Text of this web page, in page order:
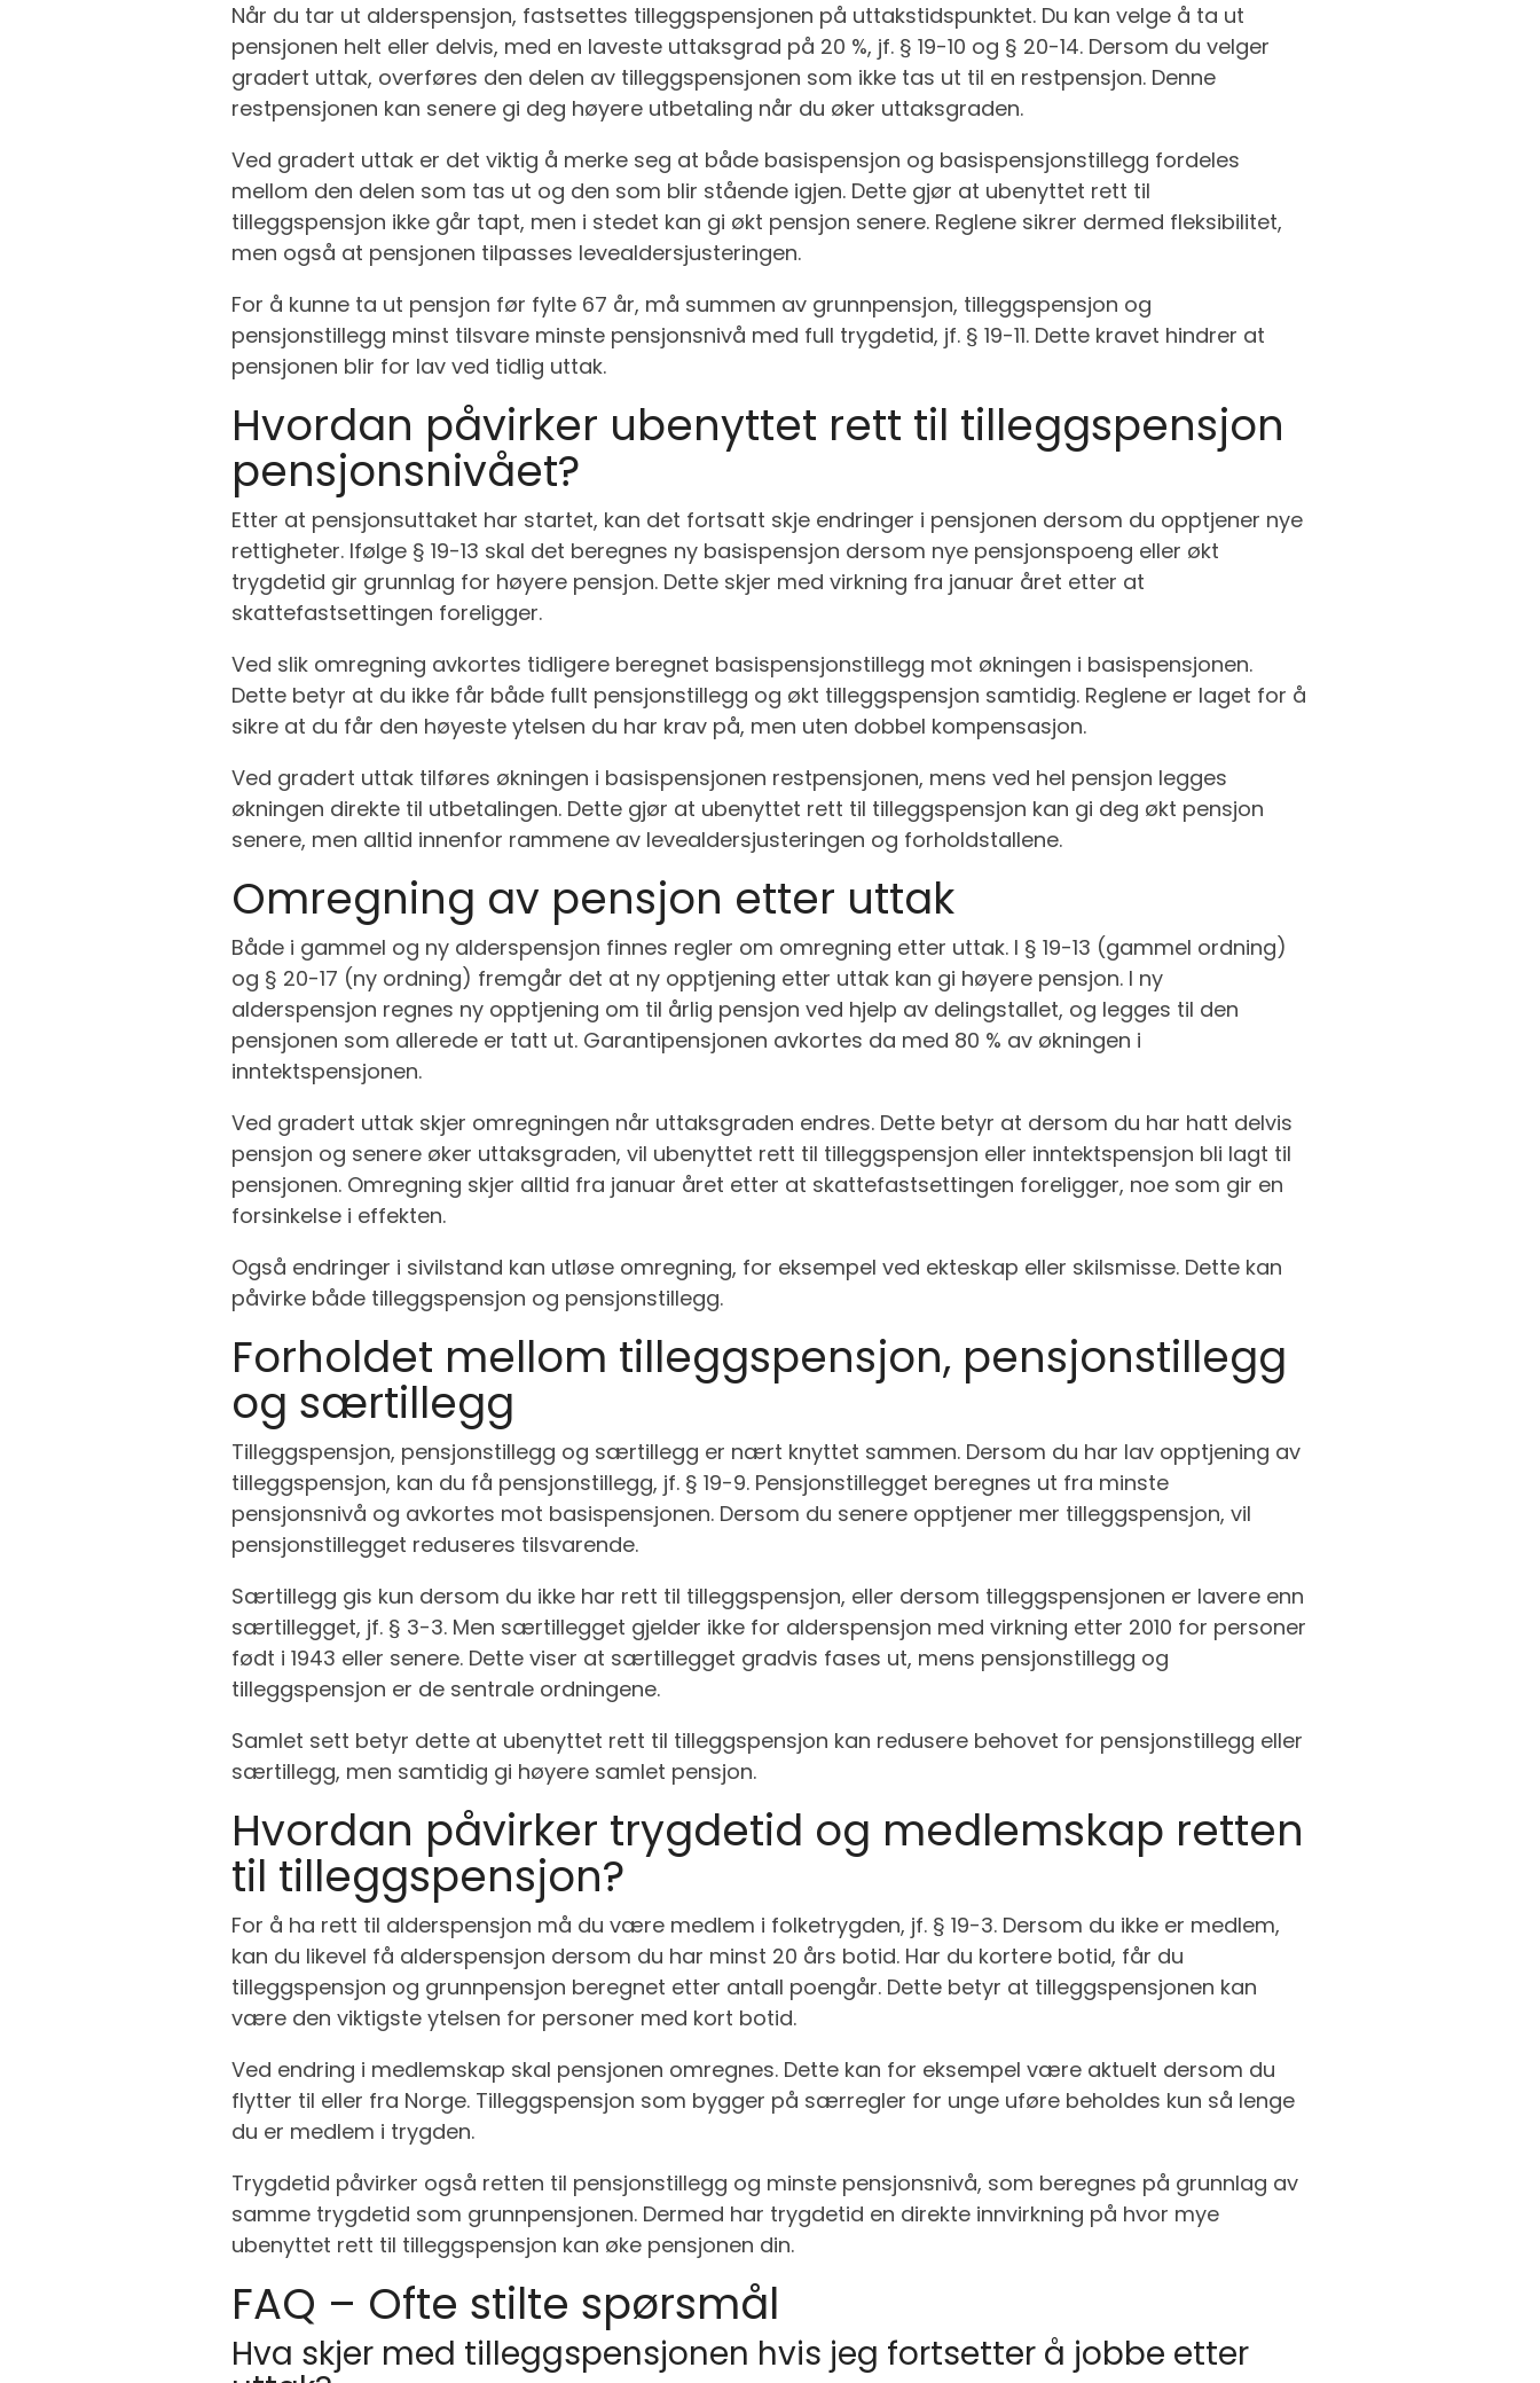
Når du tar ut alderspensjon, fastsettes tilleggspensjonen på uttakstidspunktet. Du kan velge å ta ut
pensjonen helt eller delvis, med en laveste uttaksgrad på 20 %, jf. § 19-10 og § 20-14. Dersom du velger
gradert uttak, overføres den delen av tilleggspensjonen som ikke tas ut til en restpensjon. Denne
restpensjonen kan senere gi deg høyere utbetaling når du øker uttaksgraden.
Ved gradert uttak er det viktig å merke seg at både basispensjon og basispensjonstillegg fordeles
mellom den delen som tas ut og den som blir stående igjen. Dette gjør at ubenyttet rett til
tilleggspensjon ikke går tapt, men i stedet kan gi økt pensjon senere. Reglene sikrer dermed fleksibilitet,
men også at pensjonen tilpasses levealdersjusteringen.
For å kunne ta ut pensjon før fylte 67 år, må summen av grunnpensjon, tilleggspensjon og
pensjonstillegg minst tilsvare minste pensjonsnivå med full trygdetid, jf. § 19-11. Dette kravet hindrer at
pensjonen blir for lav ved tidlig uttak.
Hvordan påvirker ubenyttet rett til tilleggspensjon
pensjonsnivået?
Etter at pensjonsuttaket har startet, kan det fortsatt skje endringer i pensjonen dersom du opptjener nye
rettigheter. Ifølge § 19-13 skal det beregnes ny basispensjon dersom nye pensjonspoeng eller økt
trygdetid gir grunnlag for høyere pensjon. Dette skjer med virkning fra januar året etter at
skattefastsettingen foreligger.
Ved slik omregning avkortes tidligere beregnet basispensjonstillegg mot økningen i basispensjonen.
Dette betyr at du ikke får både fullt pensjonstillegg og økt tilleggspensjon samtidig. Reglene er laget for å
sikre at du får den høyeste ytelsen du har krav på, men uten dobbel kompensasjon.
Ved gradert uttak tilføres økningen i basispensjonen restpensjonen, mens ved hel pensjon legges
økningen direkte til utbetalingen. Dette gjør at ubenyttet rett til tilleggspensjon kan gi deg økt pensjon
senere, men alltid innenfor rammene av levealdersjusteringen og forholdstallene.
Omregning av pensjon etter uttak
Både i gammel og ny alderspensjon finnes regler om omregning etter uttak. I § 19-13 (gammel ordning)
og § 20-17 (ny ordning) fremgår det at ny opptjening etter uttak kan gi høyere pensjon. I ny
alderspensjon regnes ny opptjening om til årlig pensjon ved hjelp av delingstallet, og legges til den
pensjonen som allerede er tatt ut. Garantipensjonen avkortes da med 80 % av økningen i
inntektspensjonen.
Ved gradert uttak skjer omregningen når uttaksgraden endres. Dette betyr at dersom du har hatt delvis
pensjon og senere øker uttaksgraden, vil ubenyttet rett til tilleggspensjon eller inntektspensjon bli lagt til
pensjonen. Omregning skjer alltid fra januar året etter at skattefastsettingen foreligger, noe som gir en
forsinkelse i effekten.
Også endringer i sivilstand kan utløse omregning, for eksempel ved ekteskap eller skilsmisse. Dette kan
påvirke både tilleggspensjon og pensjonstillegg.
Forholdet mellom tilleggspensjon, pensjonstillegg
og særtillegg
Tilleggspensjon, pensjonstillegg og særtillegg er nært knyttet sammen. Dersom du har lav opptjening av
tilleggspensjon, kan du få pensjonstillegg, jf. § 19-9. Pensjonstillegget beregnes ut fra minste
pensjonsnivå og avkortes mot basispensjonen. Dersom du senere opptjener mer tilleggspensjon, vil
pensjonstillegget reduseres tilsvarende.
Særtillegg gis kun dersom du ikke har rett til tilleggspensjon, eller dersom tilleggspensjonen er lavere enn
særtillegget, jf. § 3-3. Men særtillegget gjelder ikke for alderspensjon med virkning etter 2010 for personer
født i 1943 eller senere. Dette viser at særtillegget gradvis fases ut, mens pensjonstillegg og
tilleggspensjon er de sentrale ordningene.
Samlet sett betyr dette at ubenyttet rett til tilleggspensjon kan redusere behovet for pensjonstillegg eller
særtillegg, men samtidig gi høyere samlet pensjon.
Hvordan påvirker trygdetid og medlemskap retten
til tilleggspensjon?
For å ha rett til alderspensjon må du være medlem i folketrygden, jf. § 19-3. Dersom du ikke er medlem,
kan du likevel få alderspensjon dersom du har minst 20 års botid. Har du kortere botid, får du
tilleggspensjon og grunnpensjon beregnet etter antall poengår. Dette betyr at tilleggspensjonen kan
være den viktigste ytelsen for personer med kort botid.
Ved endring i medlemskap skal pensjonen omregnes. Dette kan for eksempel være aktuelt dersom du
flytter til eller fra Norge. Tilleggspensjon som bygger på særregler for unge uføre beholdes kun så lenge
du er medlem i trygden.
Trygdetid påvirker også retten til pensjonstillegg og minste pensjonsnivå, som beregnes på grunnlag av
samme trygdetid som grunnpensjonen. Dermed har trygdetid en direkte innvirkning på hvor mye
ubenyttet rett til tilleggspensjon kan øke pensjonen din.
FAQ – Ofte stilte spørsmål
Hva skjer med tilleggspensjonen hvis jeg fortsetter å jobbe etter